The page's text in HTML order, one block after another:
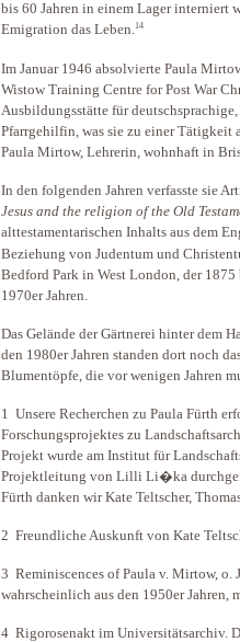
bis 60 Jahren in einem Lager interniert
Emigration das Leben.14
Im Januar 1946 absolvierte Paula
Wistow Training Centre for Post War
Ausbildungsstätte für
Pfarrgehilfin, was sie zu einer Tätigkeit
Paula Mirtow, Lehrerin, wohnhaft in
In den folgenden Jahren verfasste sie
Jesus and the religion of the Old
alttestamentarischen Inhalts aus dem
Beziehung von Judentum und
Bedford Park in West London, der 1875
1970er Jahren.
Das Gelände der Gärtnerei hinter dem
den 1980er Jahren standen dort noch
Blumentöpfe, die vor wenigen Jahren
1 Unsere Recherchen zu Paula Fürth
Forschungsprojektes zu
Projekt wurde am Institut für
Projektleitung von Lilli Li�ka
Fürth danken wir Kate Teltscher,
2 Freundliche Auskunft von Kate
3 Reminiscences of Paula v. Mirtow, o.
wahrscheinlich aus den 1950er Jahren,
4 Rigorosenakt im Universitätsarchiv.